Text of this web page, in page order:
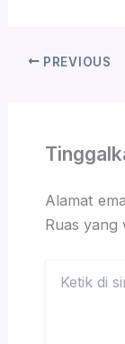
PREVIOUS
Alamat
Ruas yang